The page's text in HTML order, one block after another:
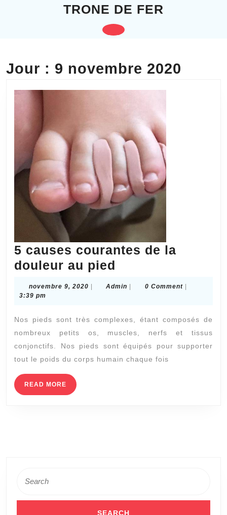
TRONE DE FER
Open
Jour : 9 novembre 2020
5 causes courantes de la
douleur au pied
la
douleur
au
novembre 9, 2020 novembre
Admin Admin0 Comment
3:39 pm
Nos pieds sont très complexes, étant composés de
nombreux petits os, muscles, nerfs et tissus
conjonctifs. Nos pieds sont équipés pour supporter
tout le poids du corps humain chaque fois
READ MORE READ
MORE
for: